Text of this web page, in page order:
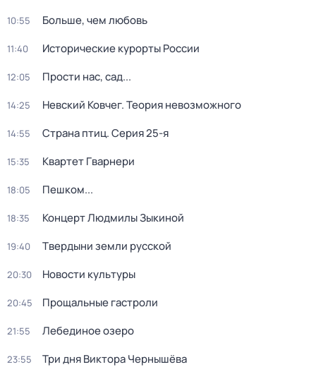
10:55 Больше, чем любовь
11:40 Исторические курорты России
12:05 Прости нас, сад...
14:25 Невский Ковчег. Теория невозможного
14:55 Страна птиц. Серия 25-я
15:35 Квартет Гварнери
18:05 Пешком...
18:35 Концерт Людмилы Зыкиной
19:40 Твердыни земли русской
20:30 Новости культуры
20:45 Прощальные гастроли
21:55 Лебединое озеро
23:55 Три дня Виктора Чернышёва